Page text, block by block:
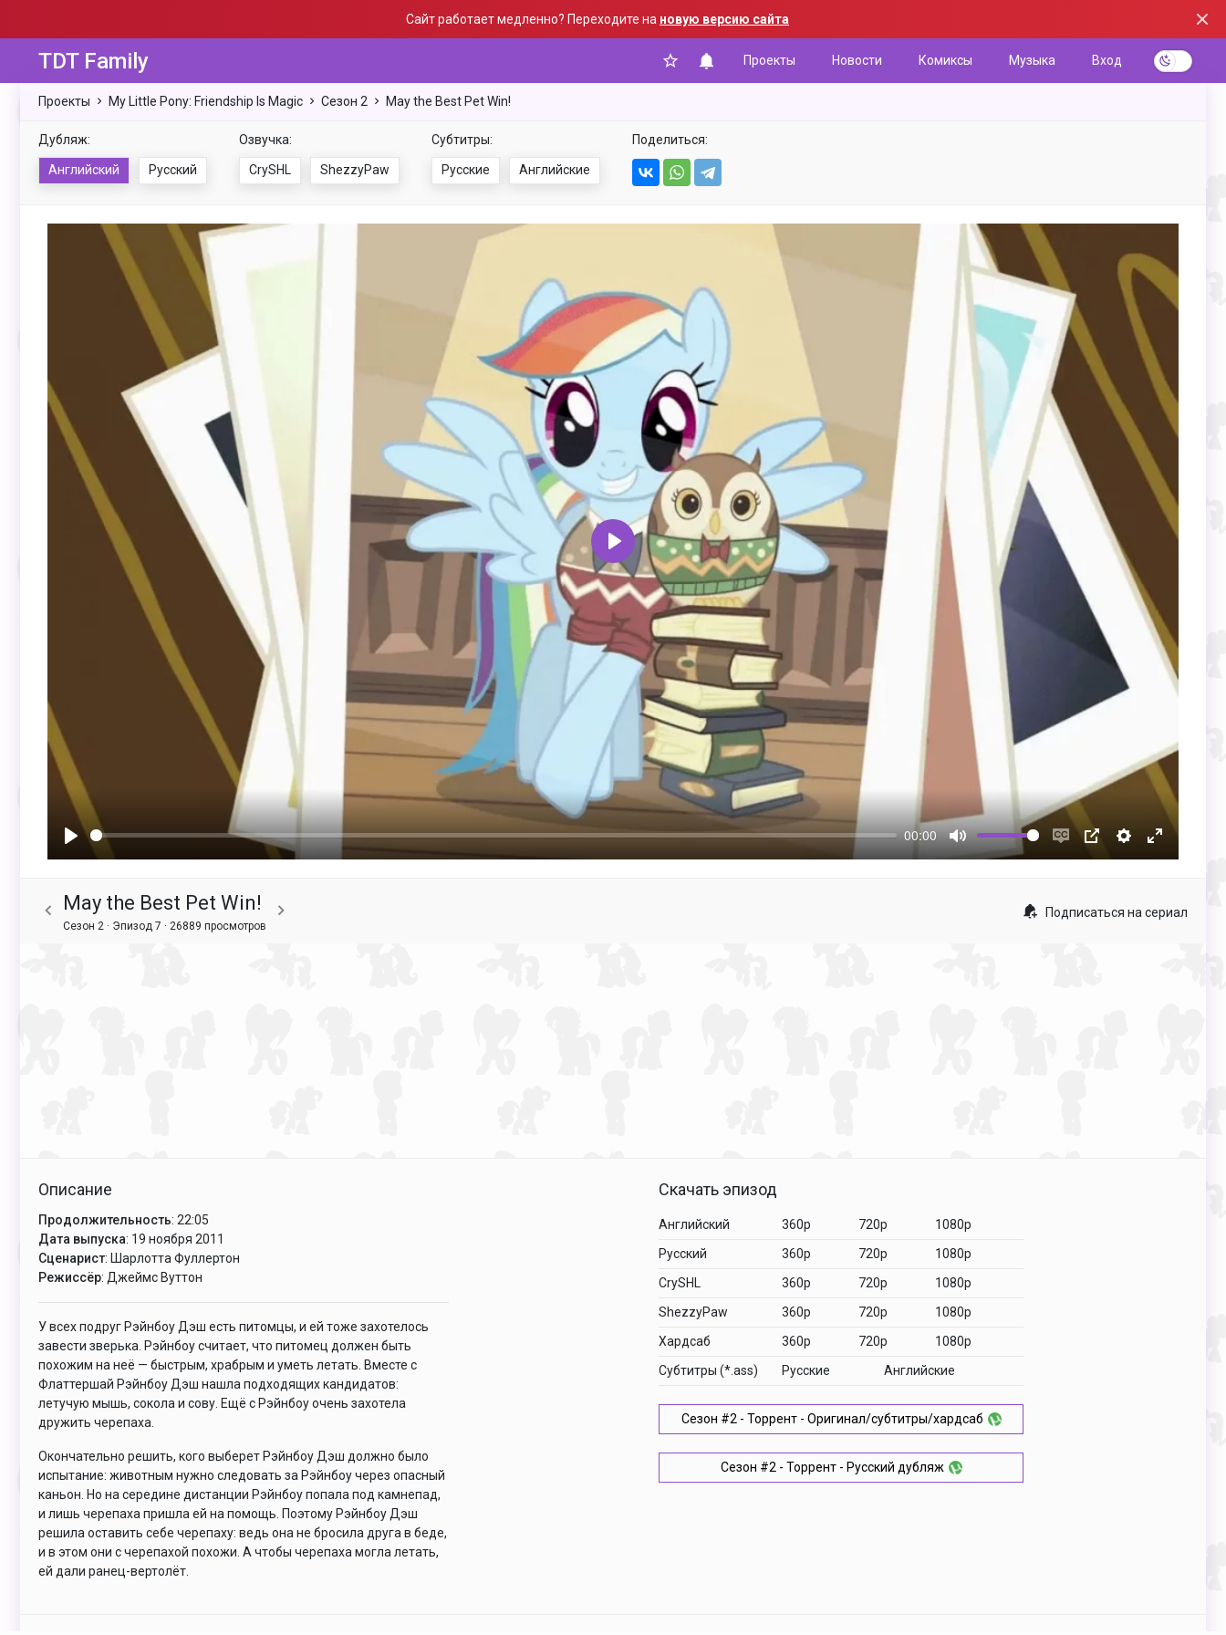
Сайт работает медленно? Переходите на новую версию сайта
TDT Family Проекты Новости Комиксы Музыка Вход
Проекты My Little Pony: Friendship Is Magic Сезон 2 May the Best Pet Win!
Дубляж:
Английский Русский
Озвучка:
CrySHL ShezzyPaw
Субтитры:
Русские Английские
Поделиться:
Воспроизвести
00:00
Mute
Enable
Воспроизвести
May the Best Pet Win!
Сезон 2 · Эпизод 7 · 26889 просмотров
Подписаться на сериал
Описание
Продолжительность: 22:05
Дата выпуска: 19 ноября 2011
Сценарист: Шарлотта Фуллертон
Режиссёр: Джеймс Вуттон
У всех подруг Рэйнбоу Дэш есть питомцы, и ей тоже захотелось
завести зверька. Рэйнбоу считает, что питомец должен быть
похожим на неё — быстрым, храбрым и уметь летать. Вместе с
Флаттершай Рэйнбоу Дэш нашла подходящих кандидатов:
летучую мышь, сокола и сову. Ещё с Рэйнбоу очень захотела
дружить черепаха.
Окончательно решить, кого выберет Рэйнбоу Дэш должно было
испытание: животным нужно следовать за Рэйнбоу через опасный
каньон. Но на середине дистанции Рэйнбоу попала под камнепад,
и лишь черепаха пришла ей на помощь. Поэтому Рэйнбоу Дэш
решила оставить себе черепаху: ведь она не бросила друга в беде,
и в этом они с черепахой похожи. А чтобы черепаха могла летать,
ей дали ранец-вертолёт.
Скачать эпизод
Английский 360p 720p
1080p
Русский
360p 720p
1080p
CrySHL
360p 720p
1080p
ShezzyPaw
360p 720p
1080p
Хардсаб
360p 720p
1080p
Cубтитры (*.ass)
Русские Английские
Сезон #2 - Торрент - Оригинал/субтитры/хардсаб
Сезон #2 - Торрент - Русский дубляж